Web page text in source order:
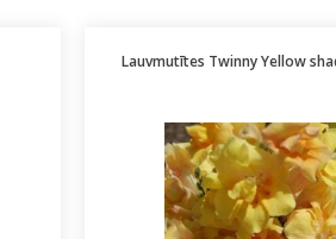
Lauvmutītes Twinny Yellow